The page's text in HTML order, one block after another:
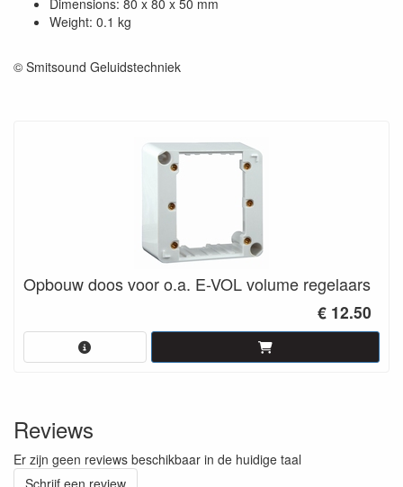
Dimensions: 80 x 80 x 50 mm
Weight: 0.1 kg
© Smitsound Geluidstechniek
Opbouw doos voor o.a. E-VOL volume regelaars
€ 12.50
Reviews
Er zijn geen reviews beschikbaar in de huidige taal
Schrijf een review